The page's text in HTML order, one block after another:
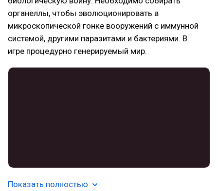
органеллы, чтобы эволюционировать в
микроскопической гонке вооружений с иммунной
системой, другими паразитами и бактериями. В
игре процедурно генерируемый мир.
Показать полностью